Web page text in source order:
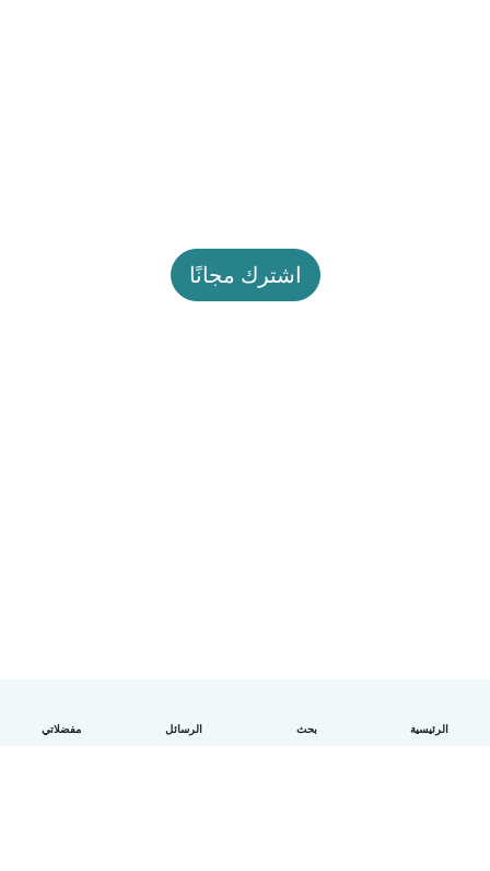
الرئيسية بحث الرسائل مفضلاتي
اشترك مجانًا